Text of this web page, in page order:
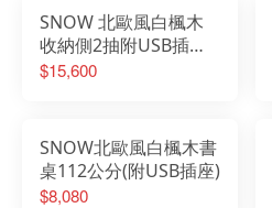
SNOW 北歐風白楓木
收納側2抽附USB插座5
尺雙人床組
$15,600
SNOW北歐風白楓木書
桌112公分(附USB插座)
$8,080